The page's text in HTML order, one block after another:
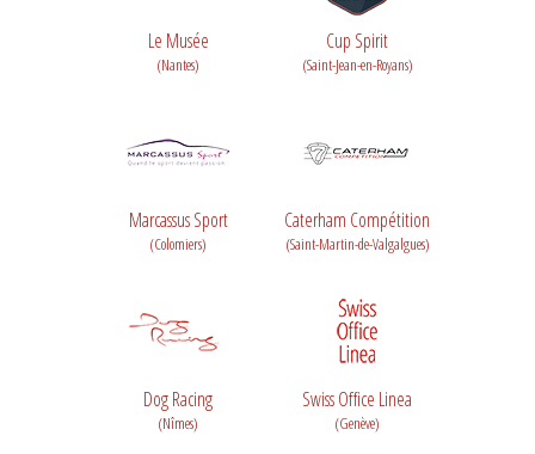
Le Musée
(Nantes)
Cup Spirit
(Saint-Jean-en-Royans)
Marcassus Sport
(Colomiers)
Caterham Compétition
(Saint-Martin-de-Valgalgues)
Dog Racing
(Nîmes)
Swiss Office Linea
(Genève)